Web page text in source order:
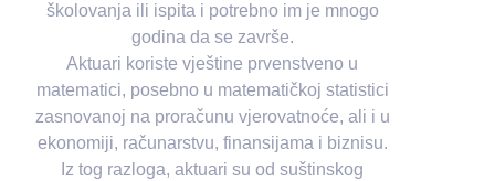
školovanja ili ispita i potrebno im je mnogo
godina da se završe.
Aktuari koriste vještine prvenstveno u
matematici, posebno u matematičkoj statistici
zasnovanoj na proračunu vjerovatnoće, ali i u
ekonomiji, računarstvu, finansijama i biznisu.
Iz tog razloga, aktuari su od suštinskog